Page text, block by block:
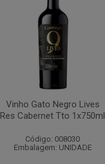
Vinho Gato Negro Lives
Res Cabernet Tto 1x750ml
Código: 008030
Embalagem: UNIDADE